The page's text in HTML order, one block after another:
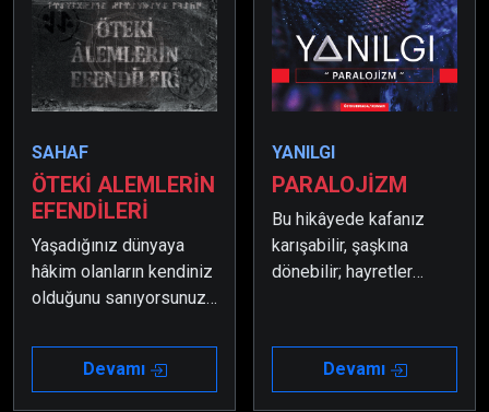
SAHAF
ÖTEKİ ALEMLERİN
EFENDİLERİ
Yaşadığınız dünyaya
hâkim olanların kendiniz
olduğunu sanıyorsunuz.
birbirinizi yönettiğinizi
düşünüyorsunuz. Belki
Devamı
YANILGI
PARALOJİZM
Bu hikâyede kafanız
karışabilir, şaşkına
dönebilir; hayretler
şekilde de yanılgının ne
demek olduğunu
Devamı